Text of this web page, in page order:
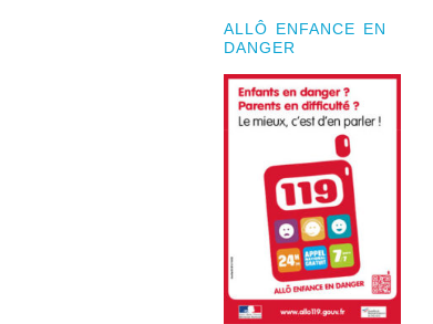
ALLÔ ENFANCE EN
DANGER